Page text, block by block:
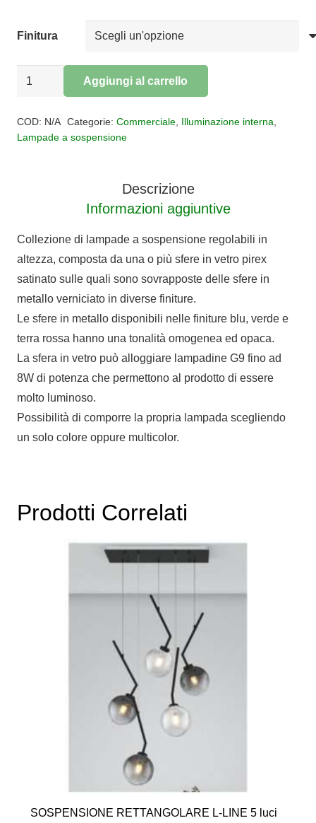
Finitura
Sospensione
spostabile
luci
Aggiungi al carrello
COD: N/A Categorie: Commerciale, Illuminazione interna
Lampade a sospensione
Descrizione
Informazioni aggiuntive
Collezione di lampade a sospensione regolabili in
altezza, composta da una o più sfere in vetro pirex
satinato sulle quali sono sovrapposte delle sfere in
metallo verniciato in diverse finiture.
Le sfere in metallo disponibili nelle finiture blu, verde e
terra rossa hanno una tonalità omogenea ed opaca.
La sfera in vetro può alloggiare lampadine G9 fino ad
8W di potenza che permettono al prodotto di essere
molto luminoso.
Possibilità di comporre la propria lampada scegliendo
un solo colore oppure multicolor.
Prodotti Correlati
SOSPENSIONE RETTANGOLARE L-LINE 5 luci